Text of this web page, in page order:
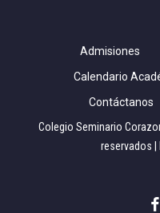
Admisiones
Calendario
Contáctanos
Colegio Seminario
reservados |